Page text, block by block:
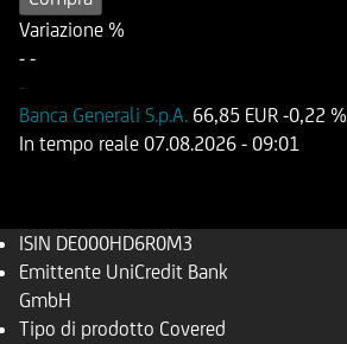
Variazione %
- -
-
Banca Generali S.p.A. 66,85 EUR -0,22 %
In tempo reale 07.08.2026 - 09:01
ISIN DE000HD6R0M3
Emittente UniCredit Bank
GmbH
Tipo di prodotto Covered